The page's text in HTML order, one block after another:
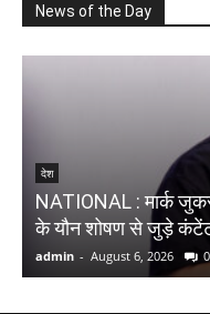
News of the Day
देश
NATIONAL : मार्क
के यौन शोषण से जुड़े
admin - August 6, 2026 0